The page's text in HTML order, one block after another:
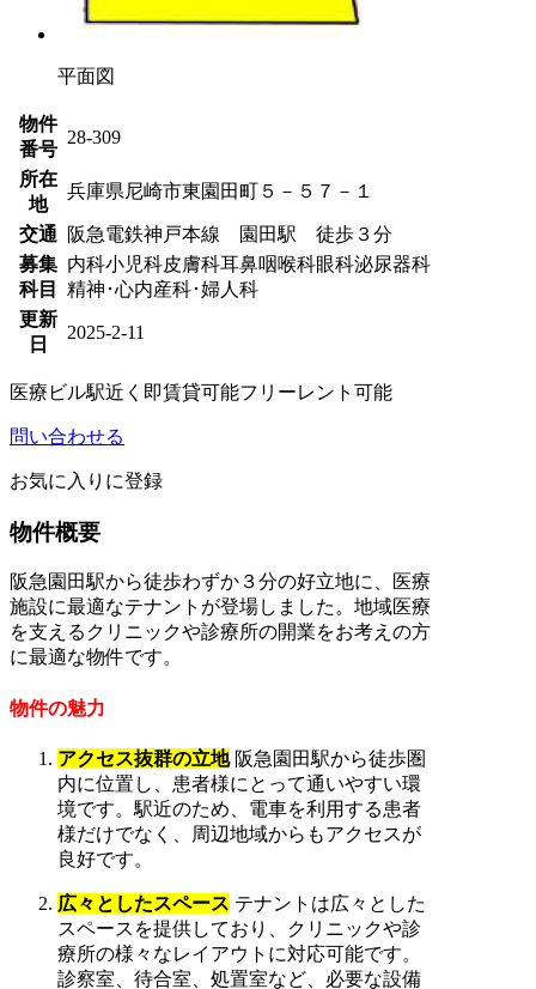
平面図
物件
番号
28-309
所在
地
兵庫県尼崎市東園田町５－５７－１
交通
阪急電鉄神戸本線 園田駅 徒歩３分
募集
科目
内科小児科皮膚科耳鼻咽喉科眼科泌尿器科
精神･心内産科･婦人科
更新
日
2025-2-11
医療ビル駅近く 即賃貸可能フリーレント可能
問い合わせる
お気に入りに登録
物件概要
阪急園田駅から徒歩わずか３分の好立地に、医療
施設に最適なテナントが登場しました。地域医療
を支えるクリニックや診療所の開業をお考えの方
に最適な物件です。
物件の魅力
アクセス抜群の立地阪急園田駅から徒歩圏
内に位置し、患者様にとって通いやすい環
境です。駅近のため、電車を利用する患者
様だけでなく、周辺地域からもアクセスが
良好です。
広々としたスペース テナントは広々とした
スペースを提供しており、クリニックや診
療所の様々なレイアウトに対応可能です。
診察室、待合室、処置室など、必要な設備